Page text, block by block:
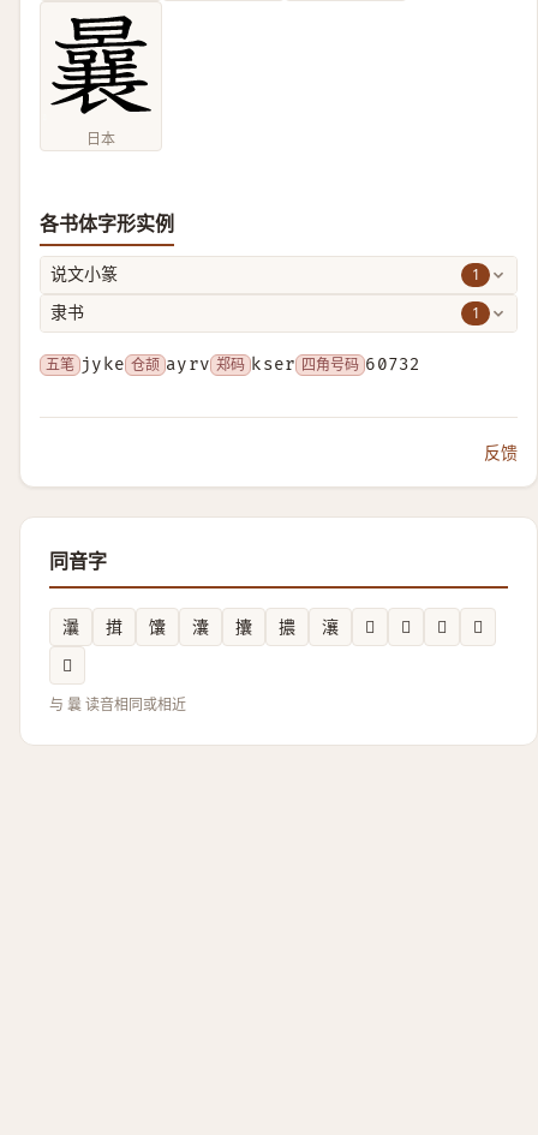
日本
各书体字形实例
说文小篆 1
隶书 1
五笔 jyke 仓颉 ayrv 郑码 kser 四角号码 60732
反馈
同音字
㶞 搑 馕 灢 攮 擃 瀼 𬥲 𪜻 𩜒
𫯚
𤃈
与 曩 读音相同或相近